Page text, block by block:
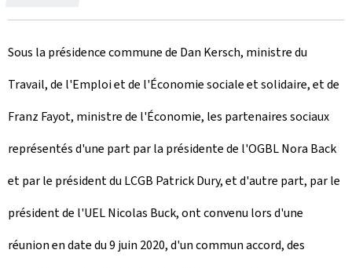
r
é
e
l
e
Sous la présidence commune de Dan Kersch, ministre du
Travail, de l'Emploi et de l'Économie sociale et solidaire, et de
Franz Fayot, ministre de l'Économie, les partenaires sociaux
représentés d'une part par la présidente de l'OGBL Nora Back
et par le président du LCGB Patrick Dury, et d'autre part, par le
président de l'UEL Nicolas Buck, ont convenu lors d'une
réunion en date du 9 juin 2020, d'un commun accord, des